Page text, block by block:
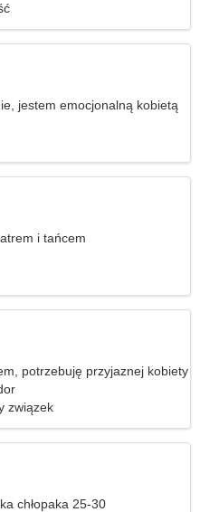
jestem emocjonalną kobietą
i tańcem
potrzebuję przyjaznej kobiety
związek
chłopaka 25-30